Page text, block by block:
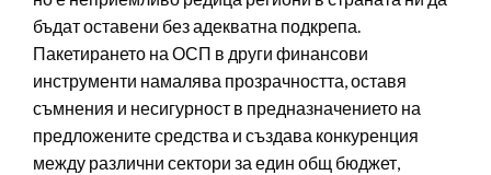
бъдат оставени без адекватна подкрепа.
Пакетирането на ОСП в други финансови
инструменти намалява прозрачността, оставя
съмнения и несигурност в предназначението на
предложените средства и създава конкуренция
между различни сектори за един общ бюджет,